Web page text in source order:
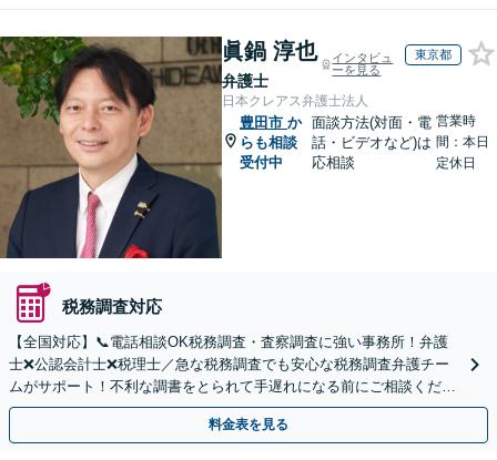
眞鍋 淳也
弁護士
インタビュ
ーを見る
東京都
日本クレアス弁護士法人
豊田市 か
らも相談
受付中
面談方法(対面・電
話・ビデオなど)は
応相談
営業時
間：本日
定休日
税務調査対応
【全国対応】📞電話相談OK税務調査・査察調査に強い事務所！弁護
士❌公認会計士❌税理士／急な税務調査でも安心な税務調査弁護チー
ムがサポート！不利な調書をとられて手遅れになる前にご相談くださ
い。
料金表を見る